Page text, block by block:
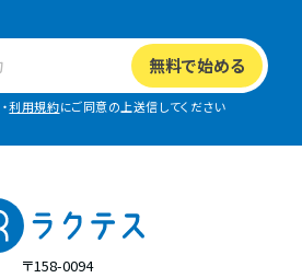
・利用規約にご同意の上送信してください
〒158-0094